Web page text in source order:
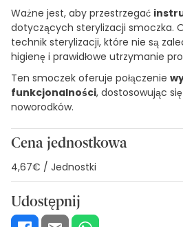
Ważne jest, aby przestrzegać
dotyczących sterylizacji smoczka.
technik sterylizacji, które nie są
higienę i prawidłowe utrzymanie
Ten smoczek oferuje połączenie
funkcjonalności, dostosowując
noworodków.
Cena jednostkowa
4,67€ / Jednostki
Udostępnij